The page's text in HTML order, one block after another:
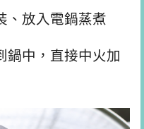
、放入電鍋蒸煮
鍋中，直接中火加